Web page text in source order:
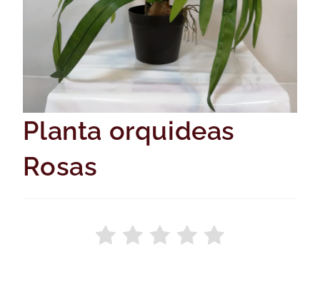
Planta orquideas
Rosas